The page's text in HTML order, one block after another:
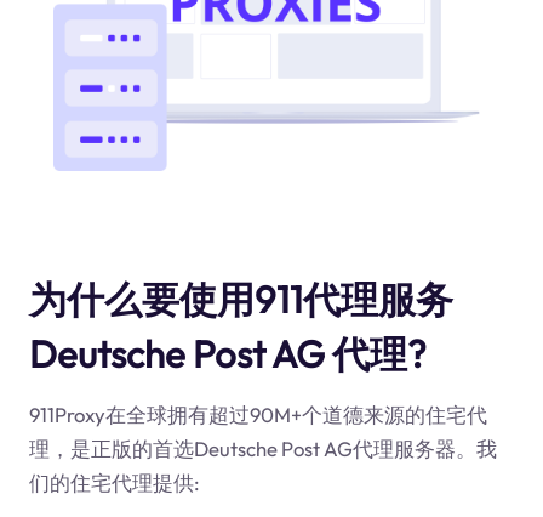
为什么要使用911代理服务
Deutsche Post AG 代理?
911Proxy在全球拥有超过90M+个道德来源的住宅代
理，是正版的首选Deutsche Post AG代理服务器。我
们的住宅代理提供: